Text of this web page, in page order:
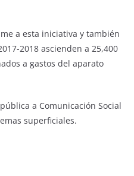
a esta iniciativa y también
2018 ascienden a 25,400
a gastos del aparato
a Comunicación Social
superficiales.